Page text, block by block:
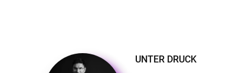
UNTER DRUCK